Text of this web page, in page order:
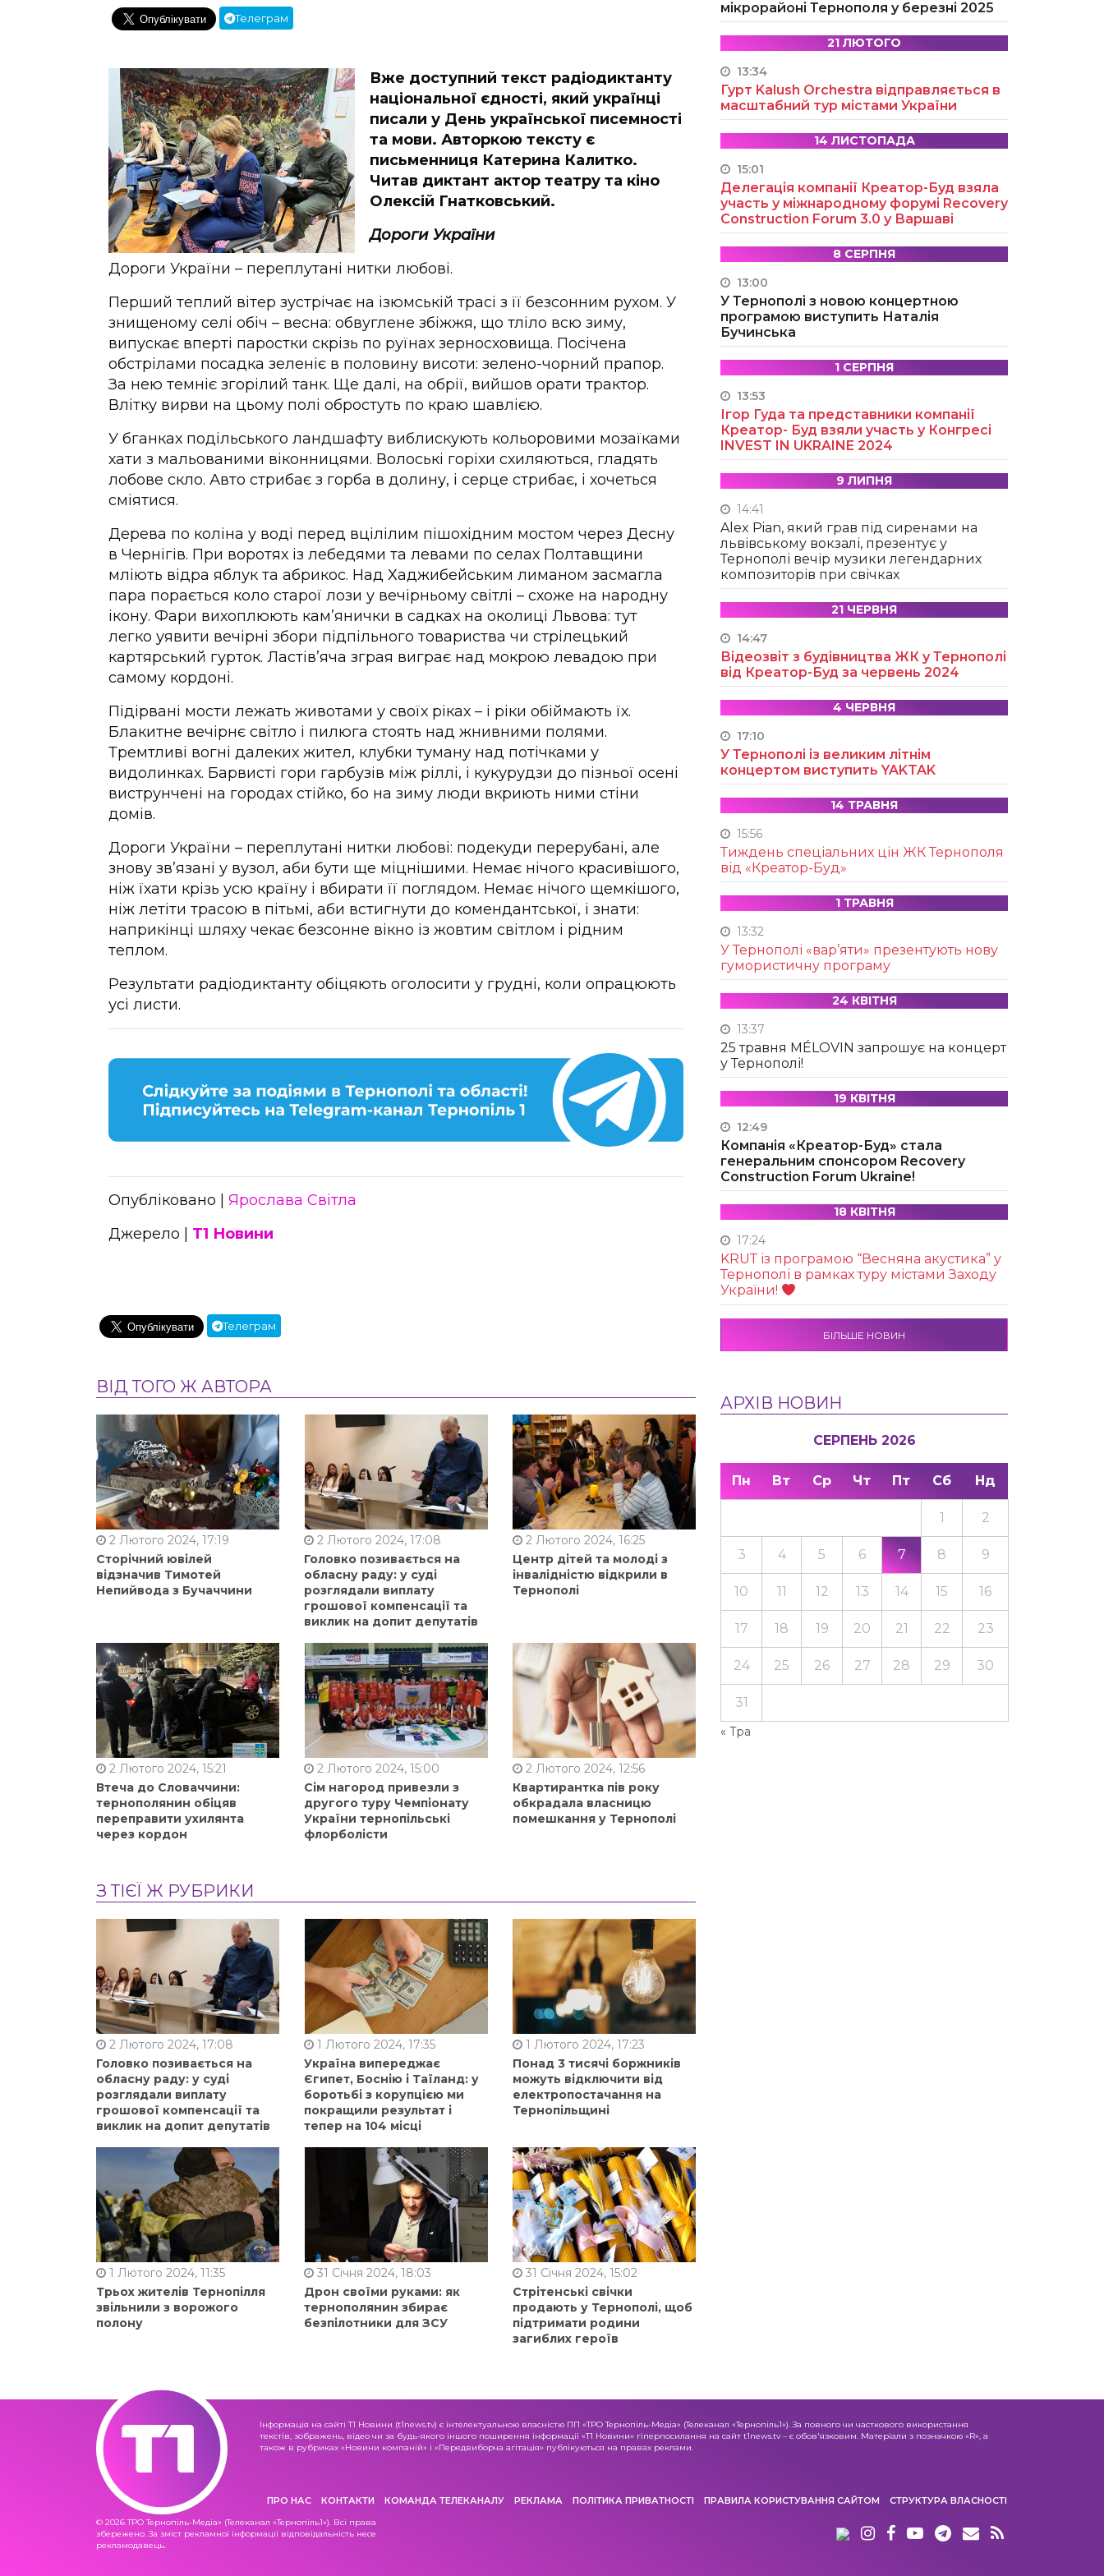
Телеграм
Вже доступний текст радіодиктанту
національної єдності, який українці
писали у День української писемності
та мови. Авторкою тексту є
письменниця Катерина Калитко.
Читав диктант актор театру та кіно
Олексій Гнатковський.
Дороги України
Дороги України – переплутані нитки любові.
Перший теплий вітер зустрічає на ізюмській трасі з її безсонним рухом. У
знищеному селі обіч – весна: обвуглене збіжжя, що тліло всю зиму,
випускає вперті паростки скрізь по руїнах зерносховища. Посічена
обстрілами посадка зеленіє в половину висоти: зелено-чорний прапор.
За нею темніє згорілий танк. Ще далі, на обрії, вийшов орати трактор.
Влітку вирви на цьому полі обростуть по краю шавлією.
У бганках подільського ландшафту виблискують кольоровими мозаїками
хати з мальованими віконницями. Волоські горіхи схиляються, гладять
лобове скло. Авто стрибає з горба в долину, і серце стрибає, і хочеться
сміятися.
Дерева по коліна у воді перед вцілілим пішохідним мостом через Десну
в Чернігів. При воротях із лебедями та левами по селах Полтавщини
мліють відра яблук та абрикос. Над Хаджибейським лиманом засмагла
пара порається коло старої лози у вечірньому світлі – схоже на народну
ікону. Фари вихоплюють кам’янички в садках на околиці Львова: тут
легко уявити вечірні збори підпільного товариства чи стрілецький
картярський гурток. Ластів’яча зграя виграє над мокрою левадою при
самому кордоні.
Підірвані мости лежать животами у своїх ріках – і ріки обіймають їх.
Блакитне вечірнє світло і пилюга стоять над жнивними полями.
Тремтливі вогні далеких жител, клубки туману над потічками у
видолинках. Барвисті гори гарбузів між ріллі, і кукурудзи до пізньої осені
виструнчені на городах стійко, бо на зиму люди вкриють ними стіни
домів.
Дороги України – переплутані нитки любові: подекуди перерубані, але
знову зв’язані у вузол, аби бути ще міцнішими. Немає нічого красивішого,
ніж їхати крізь усю країну і вбирати її поглядом. Немає нічого щемкішого,
ніж летіти трасою в пітьмі, аби встигнути до комендантської, і знати:
наприкінці шляху чекає безсонне вікно із жовтим світлом і рідним
теплом.
Результати радіодиктанту обіцяють оголосити у грудні, коли опрацюють
усі листи.
Опубліковано | Ярослава Світла
Джерело | Т1 Новини
Телеграм
ВІД ТОГО Ж АВТОРА
2 Лютого 2024, 17:19
Сторічний ювілей
відзначив Тимотей
Непийвода з Бучаччини
2 Лютого 2024, 17:08
Головко позивається на
обласну раду: у суді
розглядали виплату
грошової компенсації та
виклик на допит депутатів
2 Лютого 2024, 16:25
Центр дітей та молоді з
інвалідністю відкрили в
Тернополі
2 Лютого 2024, 15:21
Втеча до Словаччини:
тернополянин обіцяв
переправити ухилянта
через кордон
2 Лютого 2024, 15:00
Сім нагород привезли з
другого туру Чемпіонату
України тернопільські
флорболісти
2 Лютого 2024, 12:56
Квартирантка пів року
обкрадала власницю
помешкання у Тернополі
З ТІЄЇ Ж РУБРИКИ
2 Лютого 2024, 17:08
Головко позивається на
обласну раду: у суді
розглядали виплату
грошової компенсації та
виклик на допит депутатів
1 Лютого 2024, 17:35
Україна випереджає
Єгипет, Боснію і Таїланд: у
боротьбі з корупцією ми
покращили результат і
тепер на 104 місці
1 Лютого 2024, 17:23
Понад 3 тисячі боржників
можуть відключити від
електропостачання на
Тернопільщині
1 Лютого 2024, 11:35
Трьох жителів Тернопілля
звільнили з ворожого
полону
31 Січня 2024, 18:03
Дрон своїми руками: як
тернополянин збирає
безпілотники для ЗСУ
31 Січня 2024, 15:02
Стрітенські свічки
продають у Тернополі, щоб
підтримати родини
загиблих героїв
мікрорайоні Тернополя у березні 2025
21 ЛЮТОГО
13:34
Гурт Kalush Orchestra відправляється в
масштабний тур містами України
14 ЛИСТОПАДА
15:01
Делегація компанії Креатор-Буд взяла
участь у міжнародному форумі Recovery
Construction Forum 3.0 у Варшаві
8 СЕРПНЯ
13:00
У Тернополі з новою концертною
програмою виступить Наталія
Бучинська
1 СЕРПНЯ
13:53
Ігор Гуда та представники компанії
Креатор- Буд взяли участь у Конгресі
INVEST IN UKRAINE 2024
9 ЛИПНЯ
14:41
Alex Pian, який грав під сиренами на
львівському вокзалі, презентує у
Тернополі вечір музики легендарних
композиторів при свічках
21 ЧЕРВНЯ
14:47
Відеозвіт з будівництва ЖК у Тернополі
від Креатор-Буд за червень 2024
4 ЧЕРВНЯ
17:10
У Тернополі із великим літнім
концертом виступить YAKTAK
14 ТРАВНЯ
15:56
Тиждень спеціальних цін ЖК Тернополя
від «Креатор-Буд»
1 ТРАВНЯ
13:32
У Тернополі «вар’яти» презентують нову
гумористичну програму
24 КВІТНЯ
13:37
25 травня MÉLOVIN запрошує на концерт
у Тернополі!
19 КВІТНЯ
12:49
Компанія «Креатор-Буд» стала
генеральним спонсором Recovery
Construction Forum Ukraine!
18 КВІТНЯ
17:24
KRUТ із програмою “Весняна акустика” у
Тернополі в рамках туру містами Заходу
України!
БІЛЬШЕ НОВИН
АРХІВ НОВИН
СЕРПЕНЬ 2026
Пн Вт Ср Чт Пт Сб Нд
« Тра
1 2
3 4 5 6 7 8 9
10 11 12 13 14 15 16
17 18 19 20 21 22 23
24 25 26 27 28 29 30
31
Інформація на сайті Т1 Новини (t1news.tv) є інтелектуальною власністю ПП «ТРО Тернопіль-Медіа» (Телеканал «Тернопіль1»). За повного чи часткового використання
текстів, зображень, відео чи за будь-якого іншого поширення інформації «Т1 Новини» гіперпосилання на сайт t1news.tv – є обов'язковим. Матеріали з позначкою «R», а
також в рубриках «Новини компаній» і «Передвиборча агітація» публікуються на правах реклами.
ПРО НАС КОНТАКТИ КОМАНДА ТЕЛЕКАНАЛУ РЕКЛАМА ПОЛІТИКА ПРИВАТНОСТІ ПРАВИЛА КОРИСТУВАННЯ САЙТОМ СТРУКТУРА ВЛАСНОСТІ
© 2026 ТРО Тернопіль-Медіа» (Телеканал «Тернопіль1»). Всі права
збережено. За зміст рекламної інформації відповідальність несе
рекламодавець.